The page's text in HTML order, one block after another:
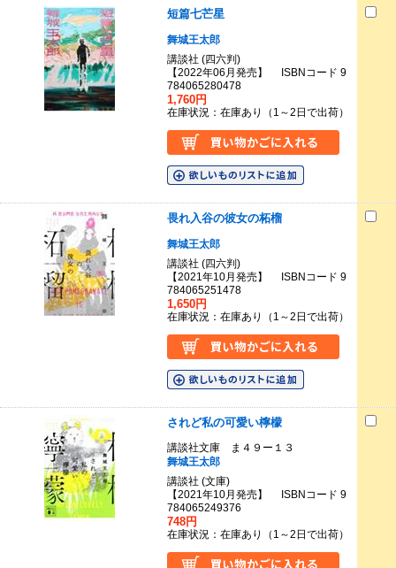
短篇七芒星
舞城王太郎
講談社 (四六判)
【2022年06月発売】 ISBNコード 9
784065280478
1,760円
在庫状況：在庫あり（1～2日で出荷）
畏れ入谷の彼女の柘榴
舞城王太郎
講談社 (四六判)
【2021年10月発売】 ISBNコード 9
784065251478
1,650円
在庫状況：在庫あり（1～2日で出荷）
されど私の可愛い檸檬
講談社文庫 ま４９ー１３
舞城王太郎
講談社 (文庫)
【2021年10月発売】 ISBNコード 9
784065249376
748円
在庫状況：在庫あり（1～2日で出荷）